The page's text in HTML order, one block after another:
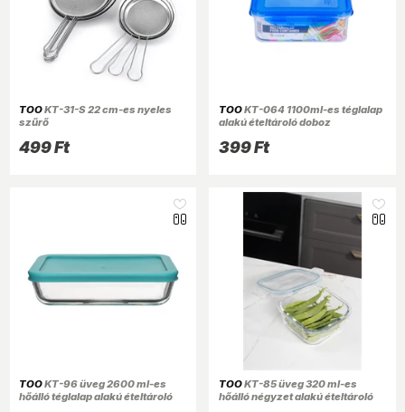
TOOKT-31-S 22 cm-es nyeles
szűrő
499 Ft
TOOKT-064 1100ml-es téglalap
alakú ételtároló doboz
399 Ft
TOOKT-96 üveg 2600 ml-es
hőálló téglalap alakú ételtároló
TOOKT-85 üveg 320 ml-es
hőálló négyzet alakú ételtároló